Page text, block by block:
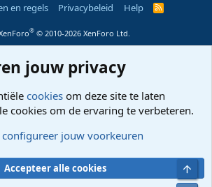
en regels Privacybeleid Help
R
S
® © 2010-2026 XenForo Ltd.
jouw privacy
cookies om deze site te laten
cookies om de ervaring te verbeteren.
jouw voorkeuren
Accepteer alle cookies